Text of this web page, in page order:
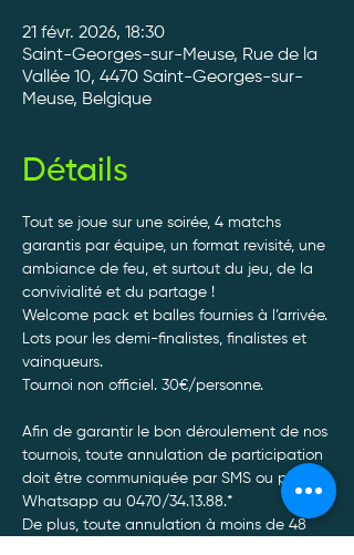
21 févr. 2026, 18:30
Saint-Georges-sur-Meuse, Rue de la
Vallée 10, 4470 Saint-Georges-sur-
Meuse, Belgique
Détails
Tout se joue sur une soirée, 4 matchs
garantis par équipe, un format revisité, une
ambiance de feu, et surtout du jeu, de la
convivialité et du partage !
Welcome pack et balles fournies à l’arrivée.
Lots pour les demi-finalistes, finalistes et
vainqueurs.
Tournoi non officiel. 30€/personne.
Afin de garantir le bon déroulement de nos
tournois, toute annulation de participation
doit être communiquée par SMS ou par
Whatsapp au 0470/34.13.88.*
De plus, toute annulation à moins de 48